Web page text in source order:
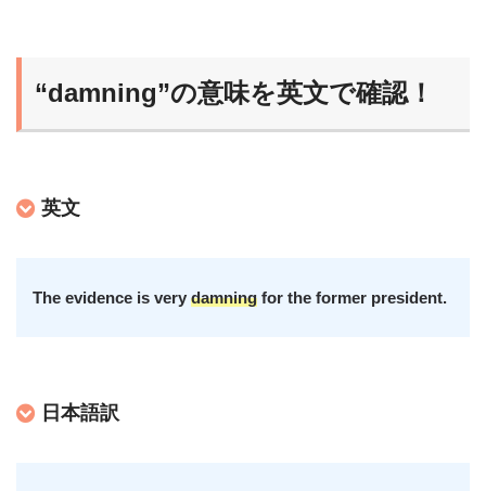
“damning”の意味を英文で確認！
英文
The evidence is verydamning for the former president.
日本語訳